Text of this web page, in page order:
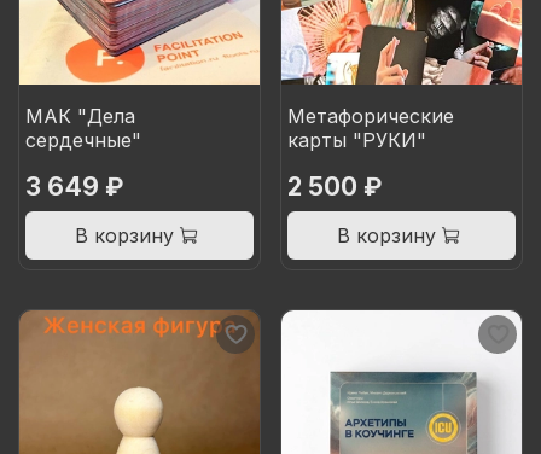
МАК "Дела
сердечные"
3 649 ₽
В корзину
Метафорические
карты "РУКИ"
2 500 ₽
В корзину